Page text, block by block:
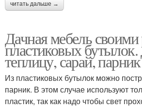
читать дальше →
Дачная мебель
пластиковых
теплицу, сарай, парник
Из пластиковых бутылок можно
парник. В этом случае используют
пластик, так как надо чтобы свет